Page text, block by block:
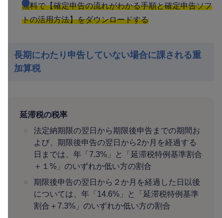
無料で【確定申告の流れがわかる手順と確定申告ソフ
トの活用方法】をダウンロードする
長期にわたり申告していない場合に課される重
加算税
延滞税の税率
法定納期限の翌日から期限後申告までの期間お
よび、期限後申告の翌日から2か月を経過する
日までは、年「7.3%」と「延滞税特例基準割合
＋１%」のいずれか低い方の割合
期限後申告の翌日から２か月を経過した日以後
については、年「14.6%」と「延滞税特例基準
割合＋7.3%」のいずれか低い方の割合